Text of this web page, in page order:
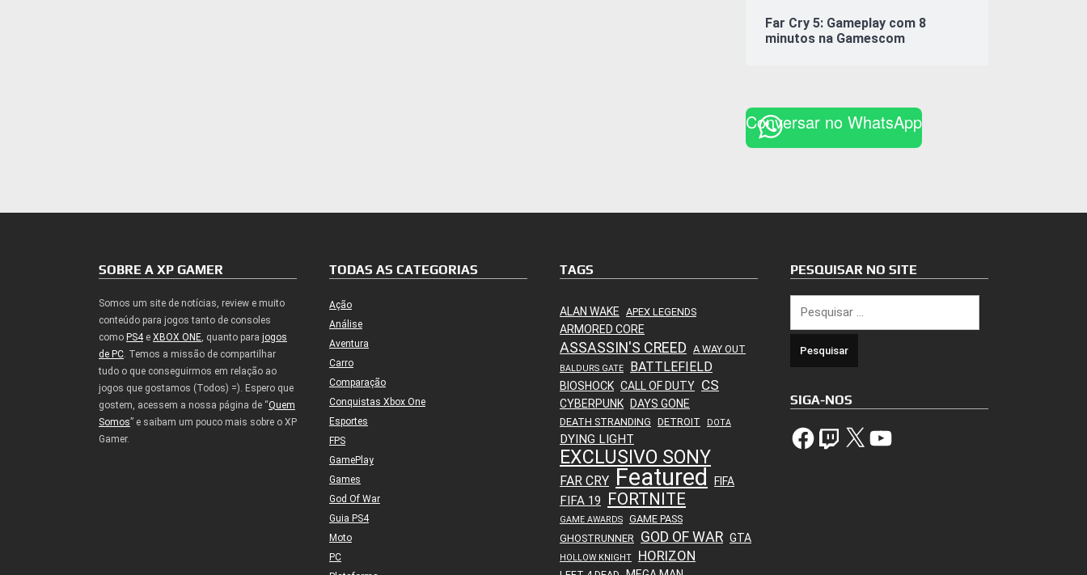
Far Cry 5: Gameplay com 8
minutos na Gamescom
Conversar no WhatsApp
SOBRE A XP GAMER
Somos um site de notícias, review e muito
conteúdo para jogos tanto de consoles
como PS4e XBOX ONE, quanto para jogos
de PC. Temos a missão de compartilhar
tudo o que conseguirmos em relação ao
jogos que gostamos (Todos) =). Espero que
gostem, acessem a nossa página de “Quem
Somos” e saibam um pouco mais sobre o XP
Gamer.
TODAS AS CATEGORIAS
Ação
Análise
Aventura
Carro
Comparação
Conquistas Xbox One
Esportes
FPS
GamePlay
Games
God Of War
Guia PS4
Moto
PC
TAGS
ALAN WAKE APEX LEGENDS
ARMORED CORE
ASSASSIN'S CREED A WAY OUT
BALDURS GATE BATTLEFIELD
BIOSHOCK CALL OF DUTY CS
CYBERPUNK DAYS GONE
DEATH STRANDING DETROIT DOTA
DYING LIGHT
EXCLUSIVO SONY
FAR CRY Featured FIFA
FIFA 19 FORTNITE
GAME AWARDS
GAME PASS
GHOSTRUNNER GOD OF WAR GTA
HOLLOW KNIGHT HORIZON
PESQUISAR NO SITE
por:
SIGA-NOS
FacebookTwitch X YouTube